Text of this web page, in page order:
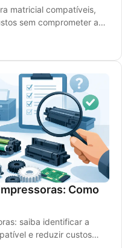
matricial compatíveis,
sem comprometer a
Como
saiba identificar a
e reduzir custos